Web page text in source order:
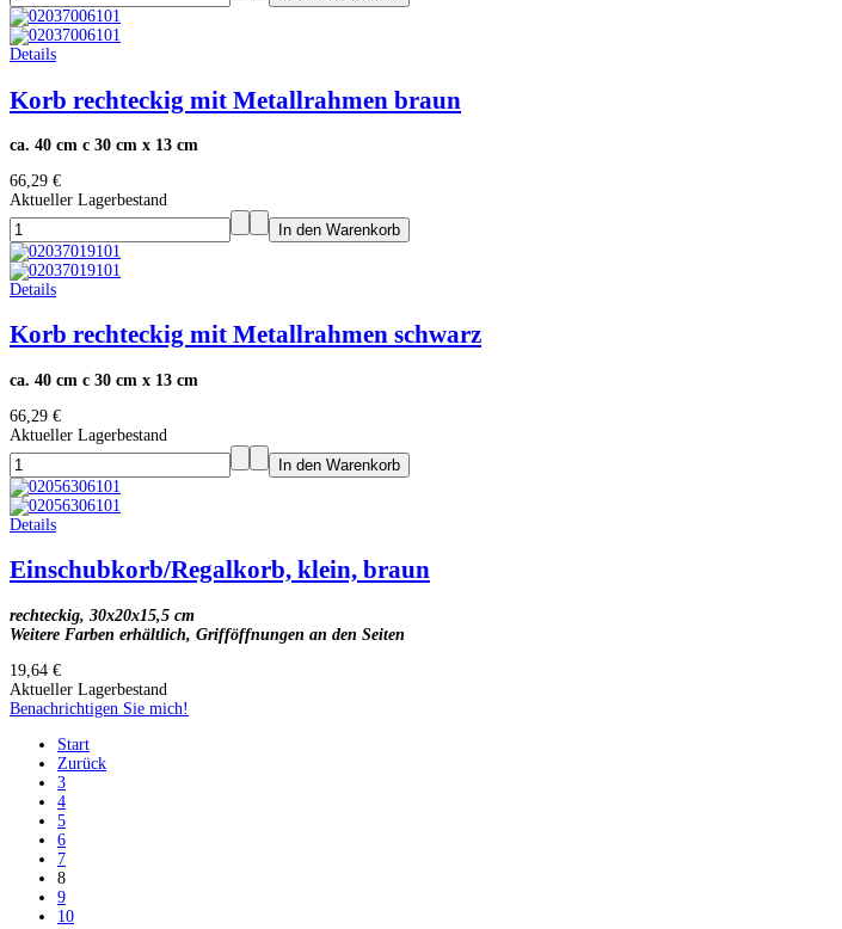
Details
Korb rechteckig mit Metallrahmen braun
ca. 40 cm c 30 cm x 13 cm
66,29 €
Aktueller Lagerbestand
Details
Korb rechteckig mit Metallrahmen schwarz
ca. 40 cm c 30 cm x 13 cm
66,29 €
Aktueller Lagerbestand
Details
Einschubkorb/Regalkorb, klein, braun
rechteckig, 30x20x15,5 cm
Weitere Farben erhältlich, Grifföffnungen an den Seiten
19,64 €
Aktueller Lagerbestand
Benachrichtigen Sie mich!
Start
Zurück
3
4
5
6
7
8
9
10